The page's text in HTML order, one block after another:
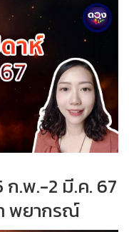
ก.พ.-2 มี.ค. 67
พยากรณ์